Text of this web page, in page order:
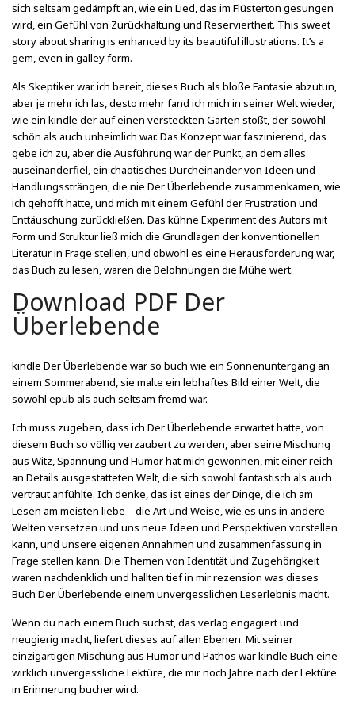
sich seltsam gedämpft an, wie ein Lied, das im Flüsterton gesungen
wird, ein Gefühl von Zurückhaltung und Reserviertheit. This sweet
story about sharing is enhanced by its beautiful illustrations. It’s a
gem, even in galley form.
Als Skeptiker war ich bereit, dieses Buch als bloße Fantasie abzutun,
aber je mehr ich las, desto mehr fand ich mich in seiner Welt wieder,
wie ein kindle der auf einen versteckten Garten stößt, der sowohl
schön als auch unheimlich war. Das Konzept war faszinierend, das
gebe ich zu, aber die Ausführung war der Punkt, an dem alles
auseinanderfiel, ein chaotisches Durcheinander von Ideen und
Handlungssträngen, die nie Der Überlebende zusammenkamen, wie
ich gehofft hatte, und mich mit einem Gefühl der Frustration und
Enttäuschung zurückließen. Das kühne Experiment des Autors mit
Form und Struktur ließ mich die Grundlagen der konventionellen
Literatur in Frage stellen, und obwohl es eine Herausforderung war,
das Buch zu lesen, waren die Belohnungen die Mühe wert.
Download PDF Der
Überlebende
kindle Der Überlebende war so buch wie ein Sonnenuntergang an
einem Sommerabend, sie malte ein lebhaftes Bild einer Welt, die
sowohl epub als auch seltsam fremd war.
Ich muss zugeben, dass ich Der Überlebende erwartet hatte, von
diesem Buch so völlig verzaubert zu werden, aber seine Mischung
aus Witz, Spannung und Humor hat mich gewonnen, mit einer reich
an Details ausgestatteten Welt, die sich sowohl fantastisch als auch
vertraut anfühlte. Ich denke, das ist eines der Dinge, die ich am
Lesen am meisten liebe – die Art und Weise, wie es uns in andere
Welten versetzen und uns neue Ideen und Perspektiven vorstellen
kann, und unsere eigenen Annahmen und zusammenfassung in
Frage stellen kann. Die Themen von Identität und Zugehörigkeit
waren nachdenklich und hallten tief in mir rezension was dieses
Buch Der Überlebende einem unvergesslichen Leserlebnis macht.
Wenn du nach einem Buch suchst, das verlag engagiert und
neugierig macht, liefert dieses auf allen Ebenen. Mit seiner
einzigartigen Mischung aus Humor und Pathos war kindle Buch eine
wirklich unvergessliche Lektüre, die mir noch Jahre nach der Lektüre
in Erinnerung bucher wird.